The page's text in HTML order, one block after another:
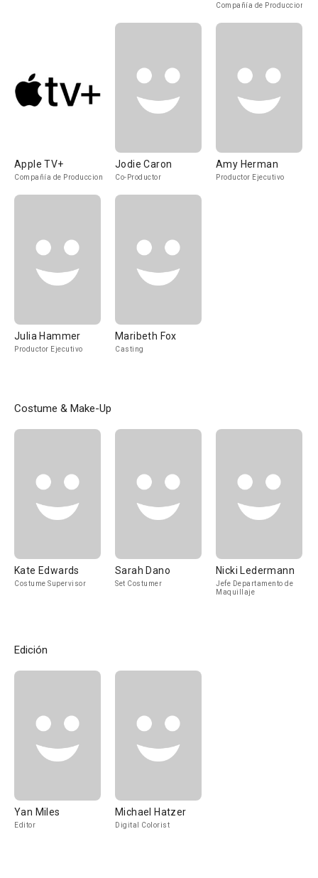
Compañía de Produccion
Apple TV+
Compañía de Produccion
Jodie Caron
Co-Productor
Amy Herman
Productor Ejecutivo
Julia Hammer
Productor Ejecutivo
Maribeth Fox
Casting
Costume & Make-Up
Kate Edwards
Costume Supervisor
Sarah Dano
Set Costumer
Nicki Ledermann
Jefe Departamento de
Maquillaje
Edición
Yan Miles
Editor
Michael Hatzer
Digital Colorist